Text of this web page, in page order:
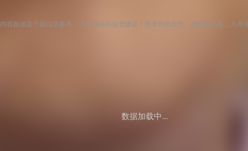
内容如涉及个股仅供参考，不构成任何投资建议！投资风险自负。投资有风险，入市
数据加载中...